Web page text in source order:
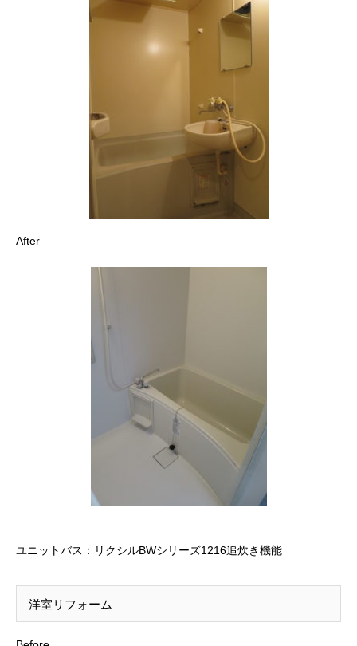
After
ユニットバス：リクシルBWシリーズ1216追炊き機能
洋室リフォーム